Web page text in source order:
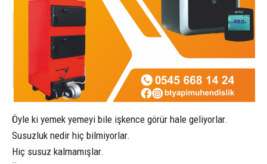
Öyle ki yemek yemeyi bile işkence görür hale geliyorlar.
Susuzluk nedir hiç bilmiyorlar.
Hiç susuz kalmamışlar.